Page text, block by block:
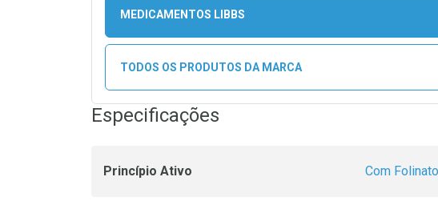
MEDICAMENTOS LIBBS
TODOS OS PRODUTOS DA MARCA
Especificações
Princípio Ativo Com